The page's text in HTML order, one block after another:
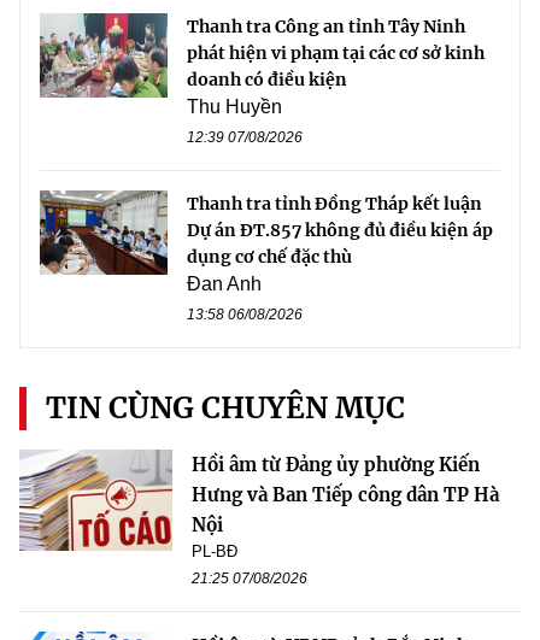
Thanh tra Công an tỉnh Tây Ninh
phát hiện vi phạm tại các cơ sở kinh
doanh có điều kiện
Thu Huyền
12:39 07/08/2026
Thanh tra tỉnh Đồng Tháp kết luận
Dự án ĐT.857 không đủ điều kiện áp
dụng cơ chế đặc thù
Đan Anh
13:58 06/08/2026
TIN CÙNG CHUYÊN MỤC
Hồi âm từ Đảng ủy phường Kiến
Hưng và Ban Tiếp công dân TP Hà
Nội
PL-BĐ
21:25 07/08/2026